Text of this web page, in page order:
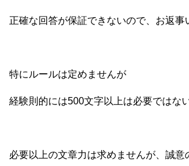
正確な回答が保証できないので、お返事
特にルールは定めませんが
経験則的には500文字以上は必要ではな
必要以上の文章力は求めませんが、誠意